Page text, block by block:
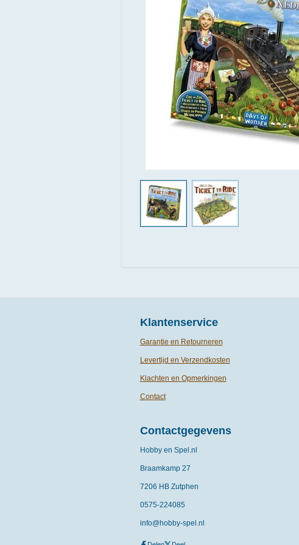
Klantenservice
Garantie en Retourneren
Levertijd en Verzendkosten
Klachten en Opmerkingen
Contact
Contactgegevens
Hobby en Spel.nl
Braamkamp 27
7206 HB Zutphen
0575-224085
info@hobby-spel.nl